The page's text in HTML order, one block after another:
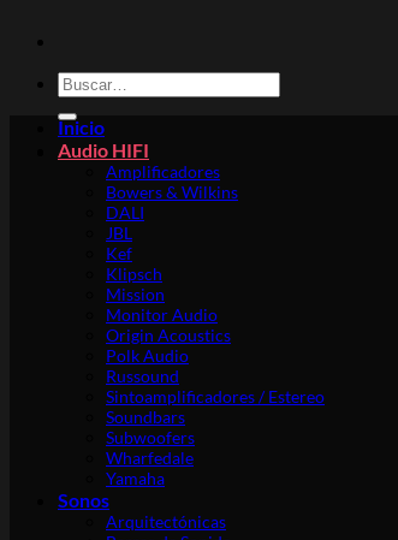
Buscar
por:
Inicio
Audio HIFI
Amplificadores
Bowers & Wilkins
DALI
JBL
Kef
Klipsch
Mission
Monitor Audio
Origin Acoustics
Polk Audio
Russound
Sintoamplificadores / Estereo
Soundbars
Subwoofers
Wharfedale
Yamaha
Sonos
Arquitectónicas